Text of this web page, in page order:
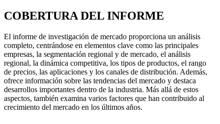
COBERTURA DEL INFORME
El informe de investigación de mercado proporciona un análisis
completo, centrándose en elementos clave como las principales
empresas, la segmentación regional y de mercado, el análisis
regional, la dinámica competitiva, los tipos de productos, el rango
de precios, las aplicaciones y los canales de distribución. Además,
ofrece información sobre las tendencias del mercado y destaca
desarrollos importantes dentro de la industria. Más allá de estos
aspectos, también examina varios factores que han contribuido al
crecimiento del mercado en los últimos años.